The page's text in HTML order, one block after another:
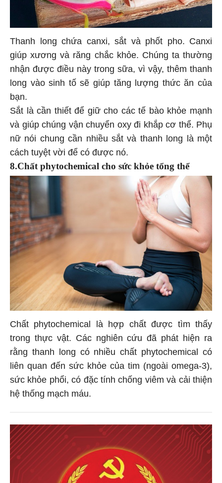
Thanh long chứa canxi, sắt và phốt pho. Canxi
giúp xương và răng chắc khỏe. Chúng ta thường
nhận được điều này trong sữa, vì vậy, thêm thanh
long vào sinh tố sẽ giúp tăng lượng thức ăn của
bạn.
Sắt là cần thiết để giữ cho các tế bào khỏe mạnh
và giúp chúng vận chuyển oxy đi khắp cơ thể. Phụ
nữ nói chung cần nhiều sắt và thanh long là một
cách tuyệt vời để có được nó.
8.Chất phytochemical cho sức khỏe tổng thể
Chất phytochemical là hợp chất được tìm thấy
trong thực vật. Các nghiên cứu đã phát hiện ra
rằng thanh long có nhiều chất phytochemical có
liên quan đến sức khỏe của tim (ngoài omega-3),
sức khỏe phổi, có đặc tính chống viêm và cải thiện
hệ thống mạch máu.